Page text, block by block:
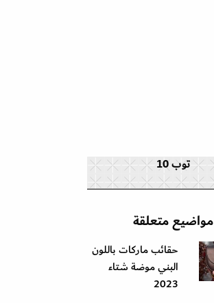
توب 10
مواضيع متعلقة
حقائب ماركات باللون
البني موضة شتاء
2023